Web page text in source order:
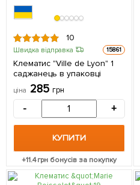
10
Швидка відправка 15861
Клематис "Ville de Lyon" 1
саджанець в упаковці
ціна 285 грн
- +
КУПИТИ
+11.4грн бонусів за покупку